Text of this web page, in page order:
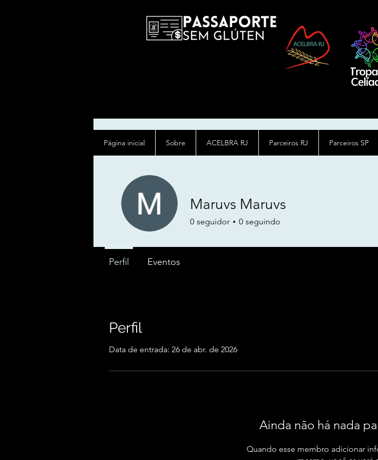
Página inicial Sobre ACELBRA RJ Parceiros RJ Parceiros SP
Perfil
Data de entrada: 26 de abr. de 2026
Ainda não há nada
Quando esse membro adicionar
Maruvs Maruvs
0 seguidor 0 seguindo
Perfil Eventos